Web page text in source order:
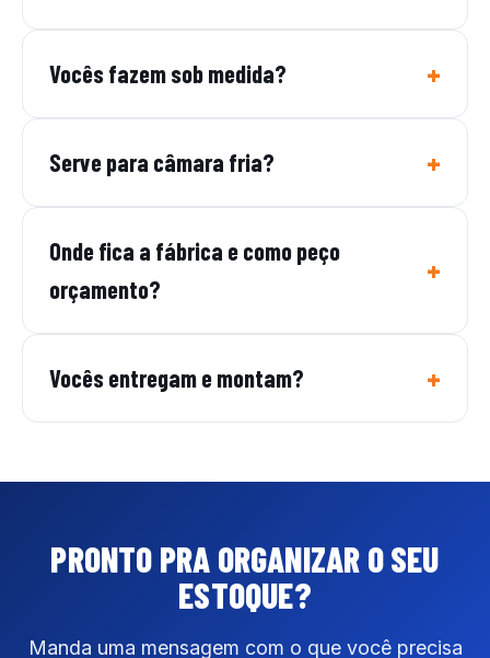
Vocês fazem sob medida?
Serve para câmara fria?
Onde fica a fábrica e como peço
orçamento?
Vocês entregam e montam?
PRONTO PRA ORGANIZAR O SEU
ESTOQUE?
Manda uma mensagem com o que você precisa